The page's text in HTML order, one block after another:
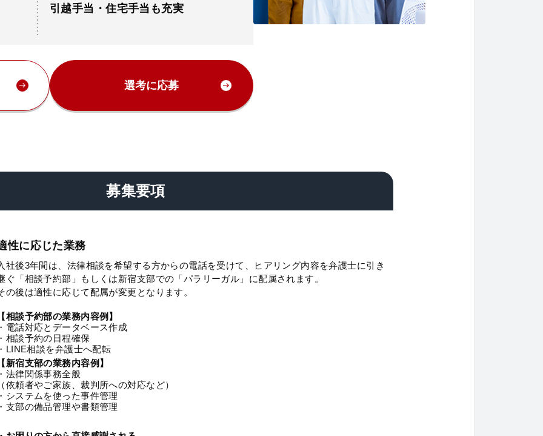
引越手当・住宅手当も充実
選考に応募
募集要項
性に応じた業務
社後3年間は、法律相談を希望する方からの電話を受けて、ヒアリング内容を弁護士に引き
ぐ「相談予約部」もしくは新宿支部での「パラリーガル」に配属されます。
の後は適性に応じて配属が変更となります。
相談予約部の業務内容例】
電話対応とデータベース作成
相談予約の日程確保
LINE相談を弁護士へ配転
新宿支部の業務内容例】
法律関係事務全般
依頼者やご家族、裁判所への対応など）
システムを使った事件管理
支部の備品管理や書類管理